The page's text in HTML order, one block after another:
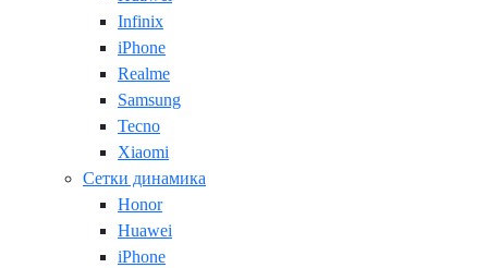
Infinix
iPhone
Realme
Samsung
Tecno
Xiaomi
Сетки динамика
Honor
Huawei
iPhone